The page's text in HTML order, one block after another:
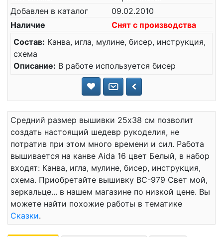
Добавлен в каталог
09.02.2010
Наличие
Снят с производства
Состав: Канва, игла, мулине, бисер, инструкция,
схема
Описание: В работе используется бисер
Средний размер вышивки 25x38 см позволит
создать настоящий шедевр рукоделия, не
потратив при этом много времени и сил. Работа
вышивается на канве Aida 16 цвет Белый, в набор
входят: Канва, игла, мулине, бисер, инструкция,
схема. Приобретайте вышивку ВС-979 Свет мой,
зеркальце... в нашем магазине по низкой цене. Вы
можете найти похожие работы в тематике
Сказки.